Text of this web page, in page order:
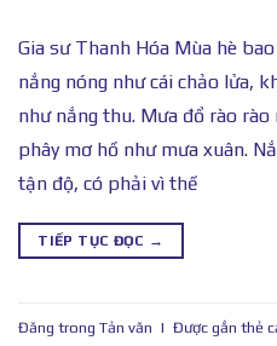
Gia sư Thanh Hóa Mùa hè
nắng nóng như cái chảo lửa,
như nắng thu. Mưa đổ rào
phây mơ hồ như mưa xuân.
tận độ, có phải vì thế
TIẾP TỤC ĐỌC →
Đăng trong Tản văn | Được gắn thẻ